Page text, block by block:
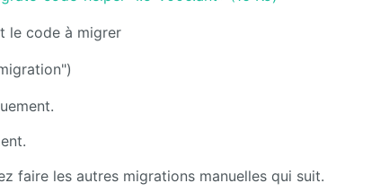
le code à migrer
faire les autres migrations manuelles qui suit.